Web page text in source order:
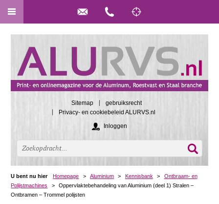
Sitemap
gebruiksrecht
Privacy- en cookiebeleid ALURVS.nl
Inloggen
U bent nu hier Homepage > Aluminium > Kennisbank >
Ontbraam- en
Polijstmachines
>
Oppervlaktebehandeling van Aluminium (deel 1) Stralen –
Ontbramen – Trommel polijsten